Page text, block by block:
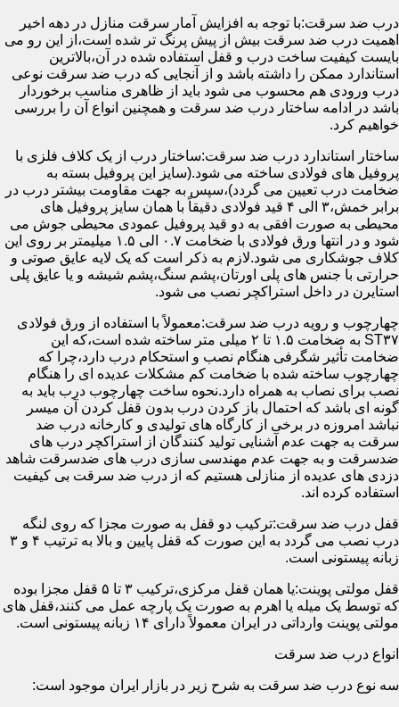
درب ضد سرقت:با توجه به افزایش آمار سرقت منازل در دهه اخیر
اهمیت درب ضد سرقت بیش از پیش پرنگ تر شده است،از این رو می
بایست کیفیت ساخت درب و قفل استفاده شده در آن،بالاترین
استاندارد ممکن را داشته باشد و از آنجایی که درب ضد سرقت نوعی
درب ورودی هم محسوب می شود باید از ظاهری مناسب برخوردار
باشد در ادامه ساختار درب ضد سرقت و همچنین انواع آن را بررسی
خواهیم کرد.
ساختار استاندارد درب ضد سرقت:ساختار درب از یک کلاف فلزی با
پروفیل های فولادی ساخته می شود.(سایز این پروفیل بسته به
ضخامت درب تعیین می گردد)،سپس به جهت مقاومت بیشتر درب در
برابر خمش،۳ الی ۴ قید فولادی دقیقاً با همان سایز پروفیل های
محیطی به صورت افقی به دو قید پروفیل عمودی محیطی جوش می
شود و در انتها ورق فولادی با ضخامت ۰.۷ الی ۱.۵ میلیمتر بر روی این
کلاف جوشکاری می شود.لازم به ذکر است که یک لایه عایق صوتی و
حرارتی با جنس های پلی اورتان،پشم سنگ،پشم شیشه و یا عایق پلی
استایرن در داخل استراکچر نصب می شود.
چهارچوب و رویه درب ضد سرقت:معمولاً با استفاده از ورق فولادی
ST۳۷ به ضخامت ۱.۵ تا ۲ میلی متر ساخته شده است،که این
ضخامت تأثیر شگرفی هنگام نصب و استحکام درب دارد،چرا که
چهارچوب ساخته شده با ضخامت کم مشکلات عدیده ای را هنگام
نصب برای نصاب به همراه دارد.نحوه ساخت چهارچوب درب باید به
گونه ای باشد که احتمال باز کردن درب بدون قفل کردن آن میسر
نباشد امروزه در برخی از کارگاه های تولیدی و کارخانه درب ضد
سرقت به جهت عدم آشنایی تولید کنندگان از استراکچر درب های
ضدسرقت و به جهت عدم مهندسی سازی درب های ضدسرقت شاهد
دزدی های عدیده از منازلی هستیم که از درب ضد سرقت بی کیفیت
استفاده کرده اند.
قفل درب ضد سرقت:ترکیب دو قفل به صورت مجزا که روی لنگه
درب نصب می گردد به این صورت که قفل پایین و بالا به ترتیب ۴ و ۳
زبانه پیستونی است.
قفل مولتی پوینت:یا همان قفل مرکزی،ترکیب ۳ تا ۵ قفل مجزا بوده
که توسط یک میله یا اهرم به صورت یک پارچه عمل می کنند،قفل های
مولتی پوینت وارداتی در ایران معمولاً دارای ۱۴ زبانه پیستونی است.
انواع درب ضد سرقت
سه نوع درب ضد سرقت به شرح زیر در بازار ایران موجود است: